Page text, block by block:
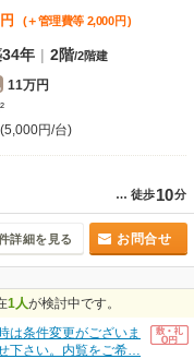
円 (＋管理費等 2,000 円 )
年 | 2階/2階建
11万円
円/台)
… 徒歩10分
詳細を見る お問合せ
1人が検討中です。
は条件変更がございま
下さい。内覧をご希…